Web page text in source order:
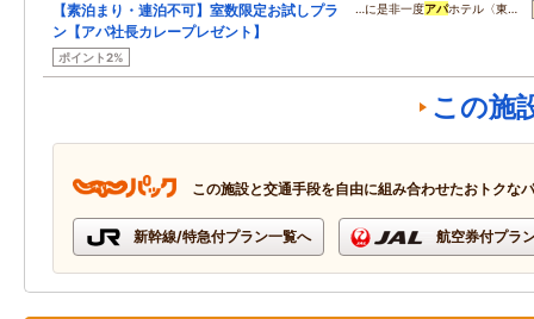
【素泊まり・連泊不可】室数限定お試しプラ
ン【アパ社長カレープレゼント】
ポイント2%
…に是非一度アパホテル〈東…
この施
この施設と交通手段を自由に組み合わせたおトクな
新幹線/特急付プラン一覧へ 航空券付プラ